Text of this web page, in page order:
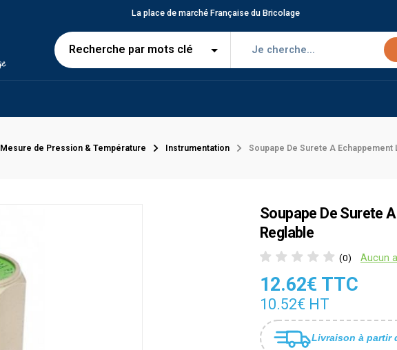
La place de marché Française du Bricolage
Mesure de Pression & Température Instrumentation Soupape De Surete A Echappement
Soupape De Surete
Reglable
(0) Aucun
12.62€ TTC
10.52€ HT
Livraison à partir